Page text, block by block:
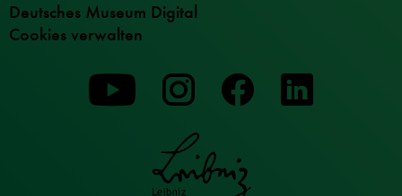
Deutsches Museum Digital
Cookies verwalten
Zu
unserer
Youtube-
Seite
Zu
unserer
Instagram-
Seite
Zu
unserer